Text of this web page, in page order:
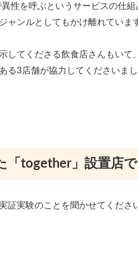
異性を呼ぶというサービスの仕
ャンルとしてもかけ離れていま
してくださる飲食店さんもいて
る3店舗が協力してくださいま
「together」設置店
証実験のことを聞かせてくださ